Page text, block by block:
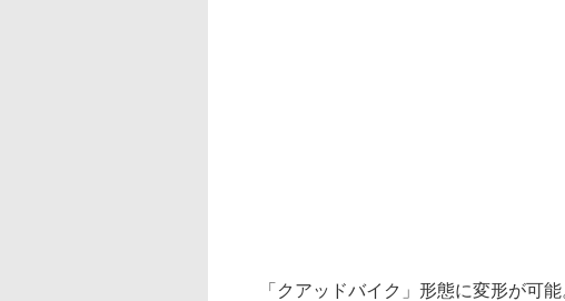
「クアッドバイク」形態に変形が可